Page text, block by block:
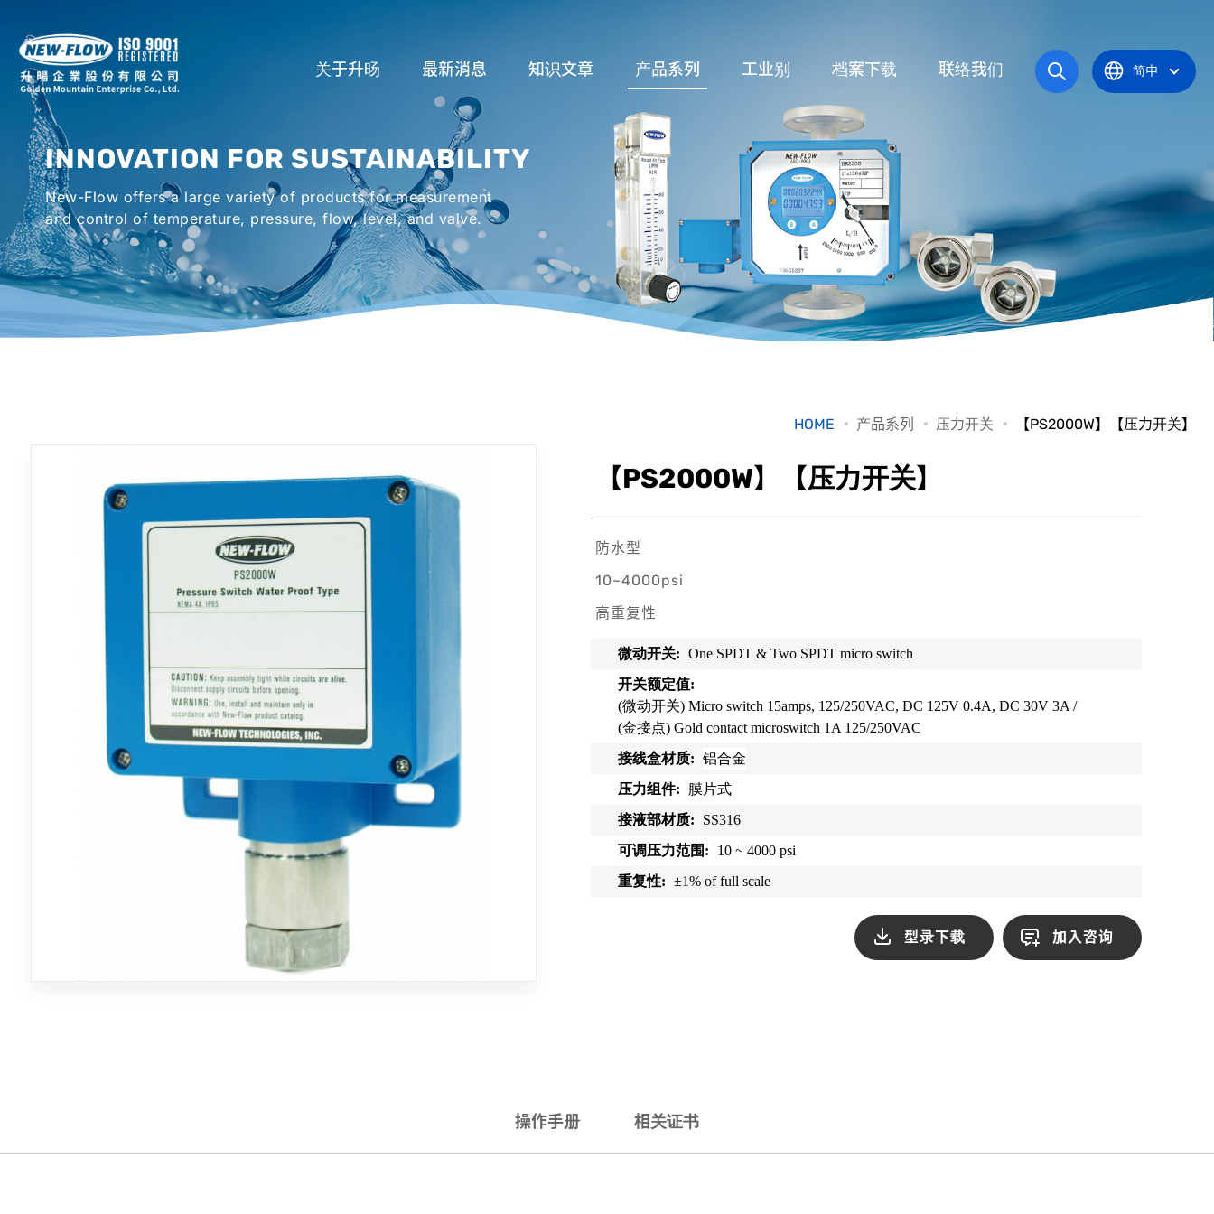
关于升旸
所在地
全球代理商
最新消息 知识文章
流量计应用完整解析
液位计的种类及运作
压力开关
产品系列
流量系列
液位系列
温度系列
压力系列
阀件系列
配件系列
工业别
润滑系统
冷却机组系统
烤箱及臭氧反应炉
机械密封罐系统
紧急淋浴洗眼器
档案下载
操作手册
产品型录
认证证书
联络我们 简中
INNOVATION FOR SUSTAINABILITY
New-Flow offers a large variety of products for measurement
and control of temperature, pressure, flow, level, and valve.
HOME 产品系列 压力开关 【PS2000W】【压力开关】
【PS2000W】【压力开关】
防水型
10~4000psi
高重复性
微动开关:
One SPDT & Two SPDT micro switch
开关额定值:
(微动开关) Micro switch 15amps, 125/250VAC, DC 125V 0.4A, DC 30V 3A /
(金接点) Gold contact microswitch 1A 125/250VAC
接线盒材质:
铝合金
压力组件:
膜片式
接液部材质:
SS316
可调压力范围 :
10 ~ 4000 psi
重复性: ±1% of full scale
型录下载 加入咨询
操作手册 相关证书